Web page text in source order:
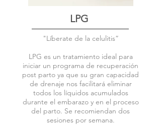
LPG
"Líberate de la celulitis”
LPG es un tratamiento ideal para
iniciar un programa de recuperación
post parto ya que su gran capacidad
de drenaje nos facilitará eliminar
todos los líquidos acumulados
durante el embarazo y en el proceso
del parto. Se recomiendan dos
sesiones por semana.